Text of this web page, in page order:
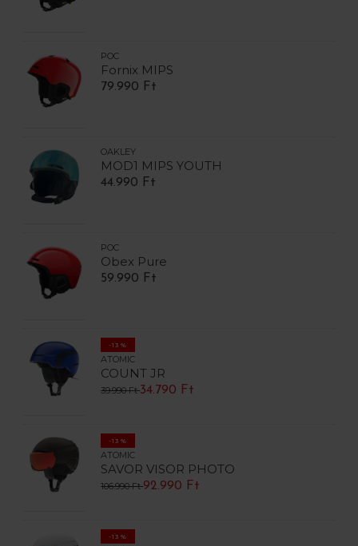
POC
Fornix MIPS
79.990 Ft
OAKLEY
MOD1 MIPS YOUTH
44.990 Ft
POC
Obex Pure
59.990 Ft
-13%
ATOMIC
COUNT JR
39.990 Ft34.790 Ft
-13%
ATOMIC
SAVOR VISOR PHOTO
106.990 Ft92.990 Ft
-13%